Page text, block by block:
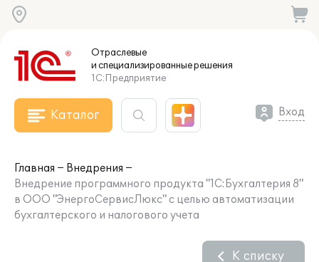
Отраслевые
и специализированныерешения
1С:Предприятие
Каталог Вход
Главная
Внедрения
Внедрение программного продукта "1С:Бухгалтерия 8"
в ООО "ЭнергоСервисЛюкс" с целью автоматизации
бухгалтерского и налогового учета
К списку